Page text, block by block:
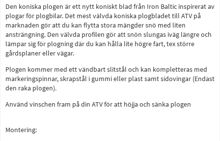
Den koniska plogen är ett nytt koniskt blad från Iron Baltic inspirerat av
plogar för plogbilar. Det mest välvda koniska plogbladet till ATV på
marknaden gör att du kan flytta stora mängder snö med liten
ansträngning. Den välvda profilen gör att snön slungas iväg längre och
lämpar sig för plogning där du kan hålla lite högre fart, tex större
gårdsplaner eller vägar.
Plogen kommer med ett vändbart slitstål och kan kompletteras med
markeringspinnar, skrapstål i gummi eller plast samt sidovingar (Endast
den raka plogen).
Använd vinschen fram på din ATV för att höjja och sänka plogen
Montering: